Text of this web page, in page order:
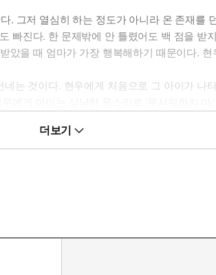
. 그저 열심히 하는 정도가 아니라 온 존재
빠진다. 한 문제밖에 안 틀렸어도 백 점을
을 때 엄마가 가장 행복해하기 때문이다.
는 것이다. 현우에게 처음으로 그 아이가
나게 한다.
게 된단 말이야, 알아? 한 문제라도 실수하
더보기